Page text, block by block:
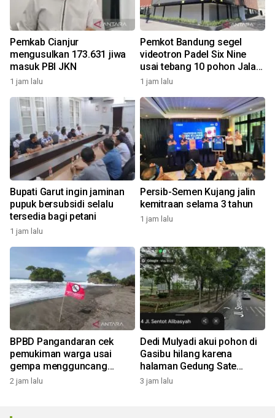
Pemkab Cianjur
mengusulkan 173.631 jiwa
masuk PBI JKN
1 jam lalu
Pemkot Bandung segel
videotron Padel Six Nine
usai tebang 10 pohon Jalan
Riau
1 jam lalu
Bupati Garut ingin jaminan
pupuk bersubsidi selalu
tersedia bagi petani
1 jam lalu
Persib-Semen Kujang jalin
kemitraan selama 3 tahun
1 jam lalu
BPBD Pangandaran cek
pemukiman warga usai
gempa mengguncang
dengan magnitudo 5,3
2 jam lalu
Dedi Mulyadi akui pohon di
Gasibu hilang karena
halaman Gedung Sate
ditata: Pohonnya kecil
3 jam lalu